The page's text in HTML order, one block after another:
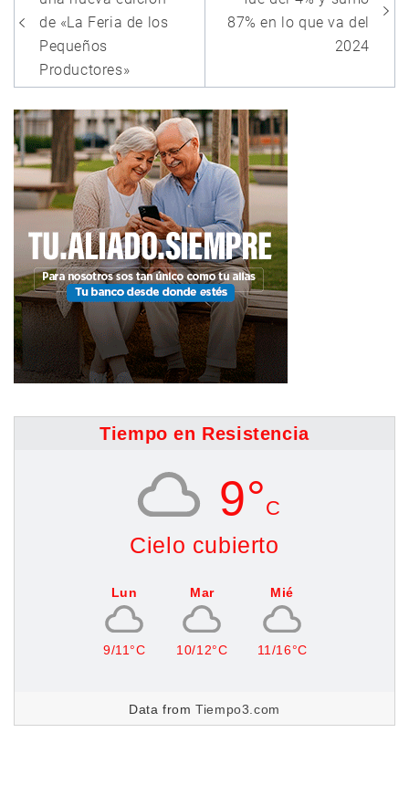
entradas
de «La Feria de los
Pequeños
Productores»
87% en lo que va del
2024
Tiempo en Resistencia
9°C
Cielo cubierto
Lun
9/11°C
Mar
10/12°C
Mié
11/16°C
Data fromTiempo3.com